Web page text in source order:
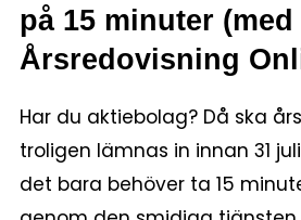
på 15 minuter (med
Årsredovisning
Har du aktiebolag? Då ska
troligen lämnas in innan 31
det bara behöver ta 15